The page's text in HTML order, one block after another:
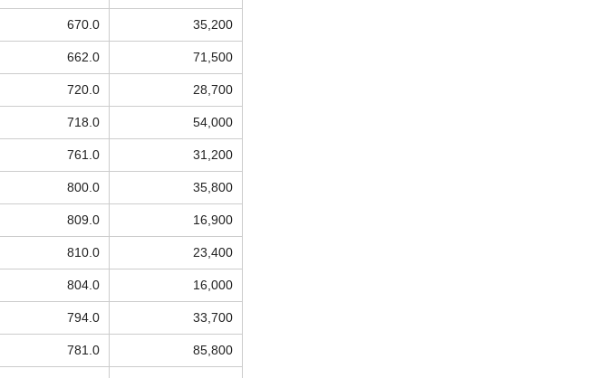
670.0 35,200
662.0 71,500
720.0 28,700
718.0 54,000
761.0 31,200
800.0 35,800
809.0 16,900
810.0 23,400
804.0 16,000
794.0 33,700
781.0 85,800